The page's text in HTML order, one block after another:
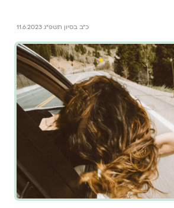
כ״ב בסיון תשפ״ג 11.6.2023